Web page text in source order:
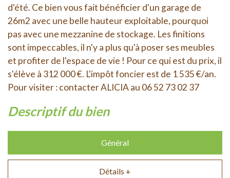
d'été. Ce bien vous fait bénéficier d'un garage de
26m2 avec une belle hauteur exploitable, pourquoi
pas avec une mezzanine de stockage. Les finitions
sont impeccables, il n'y a plus qu'à poser ses meubles
et profiter de l'espace de vie ! Pour ce qui est du prix, il
s'élève à 312 000 €. L'impôt foncier est de 1 535 €/an.
Pour visiter : contacter ALICIA au 06 52 73 02 37
descriptif du bien
Général
Détails +